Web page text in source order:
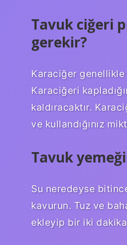
Tavuk ciğeri
gerekir?
Karaciğer
Karaciğeri
kaldıracaktır.
ve kullandığınız
Tavuk
Su neredeyse
kavurun. Tuz ve
ekleyip bir iki dakika